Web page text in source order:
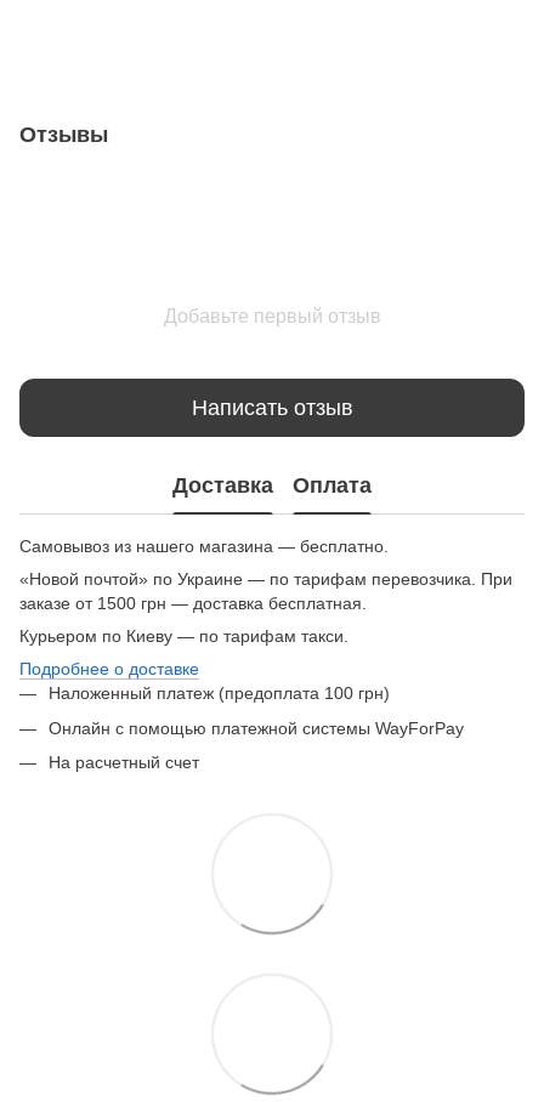
Отзывы
Добавьте первый отзыв
Написать отзыв
Доставка Оплата
Самовывоз из нашего магазина — бесплатно.
«Новой почтой» по Украине — по тарифам перевозчика. При
заказе от 1500 грн — доставка бесплатная.
Курьером по Киеву — по тарифам такси.
Подробнее о доставке
Наложенный платеж (предоплата 100 грн)
Онлайн с помощью платежной системы WayForPay
На расчетный счет